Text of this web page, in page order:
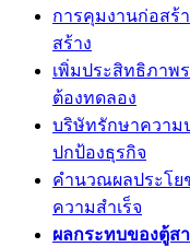
การคุมงานก่อสร้
สร้าง
เพิ่มประสิทธิภาพ
ต้องทดลอง
บริษัทรักษาความ
ปกป้องธุรกิจ
คำนวณผลประโย
ความสำเร็จ
ผลกระทบของตู้ส